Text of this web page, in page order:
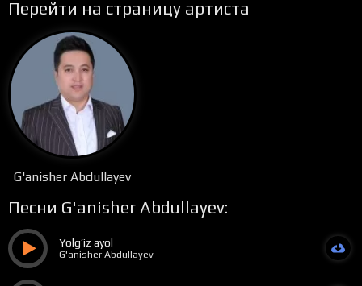
Перейти на страницу артиста
G'anisher Abdullayev
Песни G'anisher Abdullayev:
Yolg’iz ayol
G'anisher Abdullayev